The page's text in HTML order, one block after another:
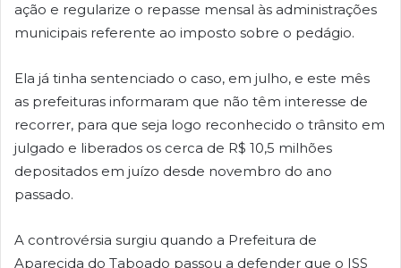
ação e regularize o repasse mensal às administrações
municipais referente ao imposto sobre o pedágio.
Ela já tinha sentenciado o caso, em julho, e este mês
as prefeituras informaram que não têm interesse de
recorrer, para que seja logo reconhecido o trânsito em
julgado e liberados os cerca de R$ 10,5 milhões
depositados em juízo desde novembro do ano
passado.
A controvérsia surgiu quando a Prefeitura de
Aparecida do Taboado passou a defender que o ISS